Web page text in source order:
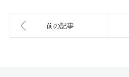
前の記事